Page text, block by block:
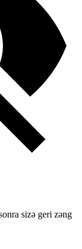
sizə geri zəng